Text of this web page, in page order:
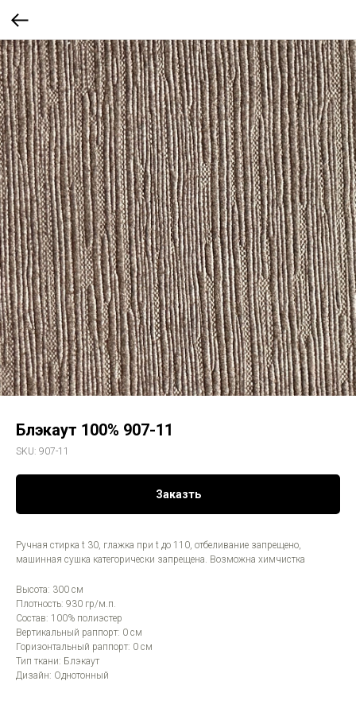
Блэкаут 100% 907-11
SKU: 907-11
Заказть
Ручная стирка t 30, глажка при t до 110, отбеливание запрещено,
машинная сушка категорически запрещена. Возможна химчистка
Высота: 300 см
Плотность: 930 гр/м.п.
Состав: 100% полиэстер
Вертикальный раппорт: 0 см
Горизонтальный раппорт: 0 см
Тип ткани: Блэкаут
Дизайн: Однотонный